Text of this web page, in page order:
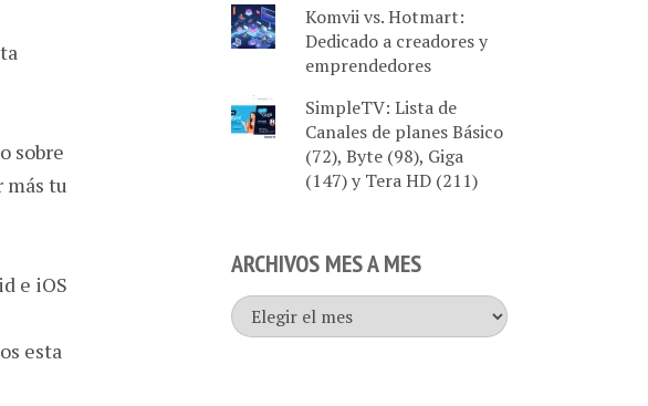
sobre
tu
e iOS
esta
Komvii vs. Hotmart:
Dedicado a creadores y
emprendedores
SimpleTV: Lista de
Canales de planes Básico
(72), Byte (98), Giga
(147) y Tera HD (211)
ARCHIVOS MES A MES
Archivos
mes